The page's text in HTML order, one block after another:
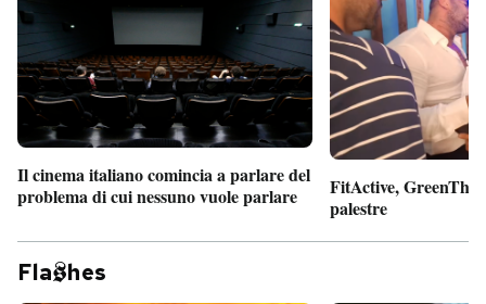
Il cinema italiano comincia a parlare del
problema di cui nessuno vuole parlare
FitActive,
palestre
Fla hes